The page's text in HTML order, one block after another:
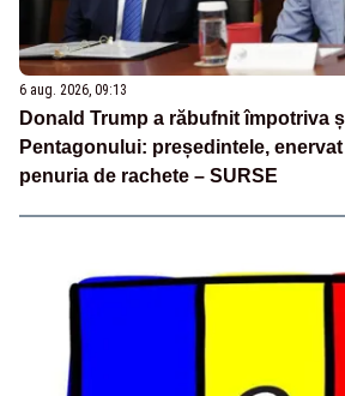
6 aug. 2026, 09:13
Donald Trump a răbufnit împotriva
Pentagonului: președintele,
penuria de rachete – SURSE